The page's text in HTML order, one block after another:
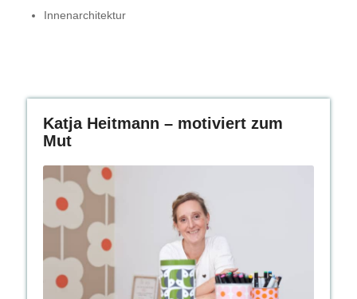
Innenarchitektur
Katja Heitmann – motiviert zum
Mut